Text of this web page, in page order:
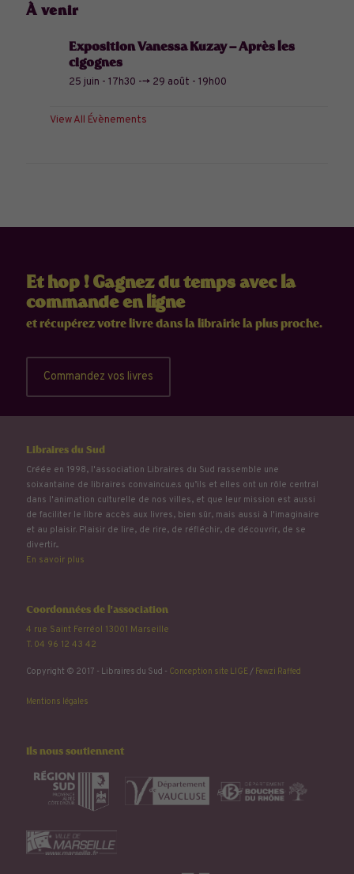
À venir
Exposition Vanessa Kuzay – Après les
cigognes
25 juin - 17h30 --> 29 août - 19h00
View All Évènements
Et hop ! Gagnez du temps avec la
commande en ligne
et récupérez votre livre dans la librairie la plus proche.
Commandez vos livres
Libraires du Sud
Créée en 1998, l'association Libraires du Sud rassemble une
soixantaine de libraires convaincu.e.s qu’ils et elles ont un rôle central
dans l'animation culturelle de nos villes, et que leur mission est aussi
de faciliter le libre accès aux livres, bien sûr, mais aussi à l'imaginaire
et au plaisir. Plaisir de lire, de rire, de réfléchir, de découvrir, de se
divertir...
En savoir plus
Coordonnées de l'association
4 rue Saint Ferréol 13001 Marseille
T. 04 96 12 43 42
Copyright © 2017 - Libraires du Sud - Conception site LIGE/ Fewzi Raffed
Mentions légales
Ils nous soutiennent